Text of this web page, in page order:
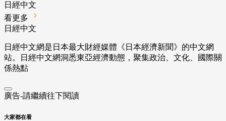
日經中文
看更多
日經中文
日經中文網是日本最大財經媒體《日本經濟新聞》的中文網
站。日經中文網洞悉東亞經濟動態，聚集政治、文化、國際關
係熱點
廣告-請繼續往下閱讀
大家都在看